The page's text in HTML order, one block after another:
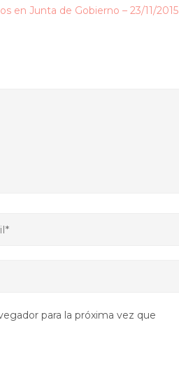
en Junta de Gobierno – 23/11/2015
para la próxima vez que